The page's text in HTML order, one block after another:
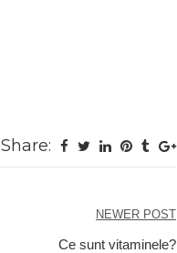
Share:
NEWER POST
Ce sunt vitaminele?